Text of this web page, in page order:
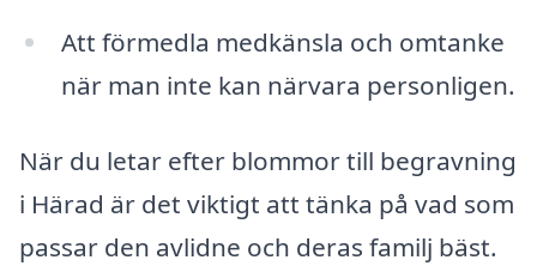
Att förmedla medkänsla och omtanke
när man inte kan närvara personligen.
När du letar efter blommor till begravning
i Härad är det viktigt att tänka på vad som
passar den avlidne och deras familj bäst.